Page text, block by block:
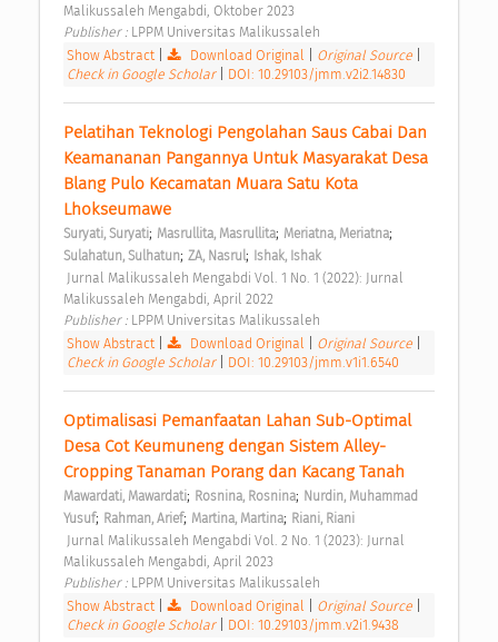
Malikussaleh Mengabdi, Oktober 2023
Publisher : LPPM Universitas Malikussaleh
Show Abstract
Download Original Original Source
Check in Google Scholar
DOI: 10.29103/jmm.v2i2.14830
Pelatihan Teknologi Pengolahan Saus Cabai Dan
Keamananan Pangannya Untuk Masyarakat Desa
Blang Pulo Kecamatan Muara Satu Kota
Lhokseumawe
Suryati, Suryati; Masrullita, Masrullita; Meriatna, Meriatna;
Sulahatun, Sulhatun; ZA, Nasrul; Ishak, Ishak
Malikussaleh Mengabdi, April 2022
Publisher : LPPM Universitas Malikussaleh
Show Abstract
Download Original Original Source
Check in Google Scholar
DOI: 10.29103/jmm.v1i1.6540
Optimalisasi Pemanfaatan Lahan Sub-Optimal
Desa Cot Keumuneng dengan Sistem Alley-
Cropping Tanaman Porang dan Kacang Tanah
Mawardati, Mawardati; Rosnina, Rosnina; Nurdin, Muhammad
Yusuf; Rahman, Arief; Martina, Martina; Riani, Riani
Malikussaleh Mengabdi, April 2023
Publisher : LPPM Universitas Malikussaleh
Show Abstract
Download Original Original Source
Check in Google Scholar
DOI: 10.29103/jmm.v2i1.9438